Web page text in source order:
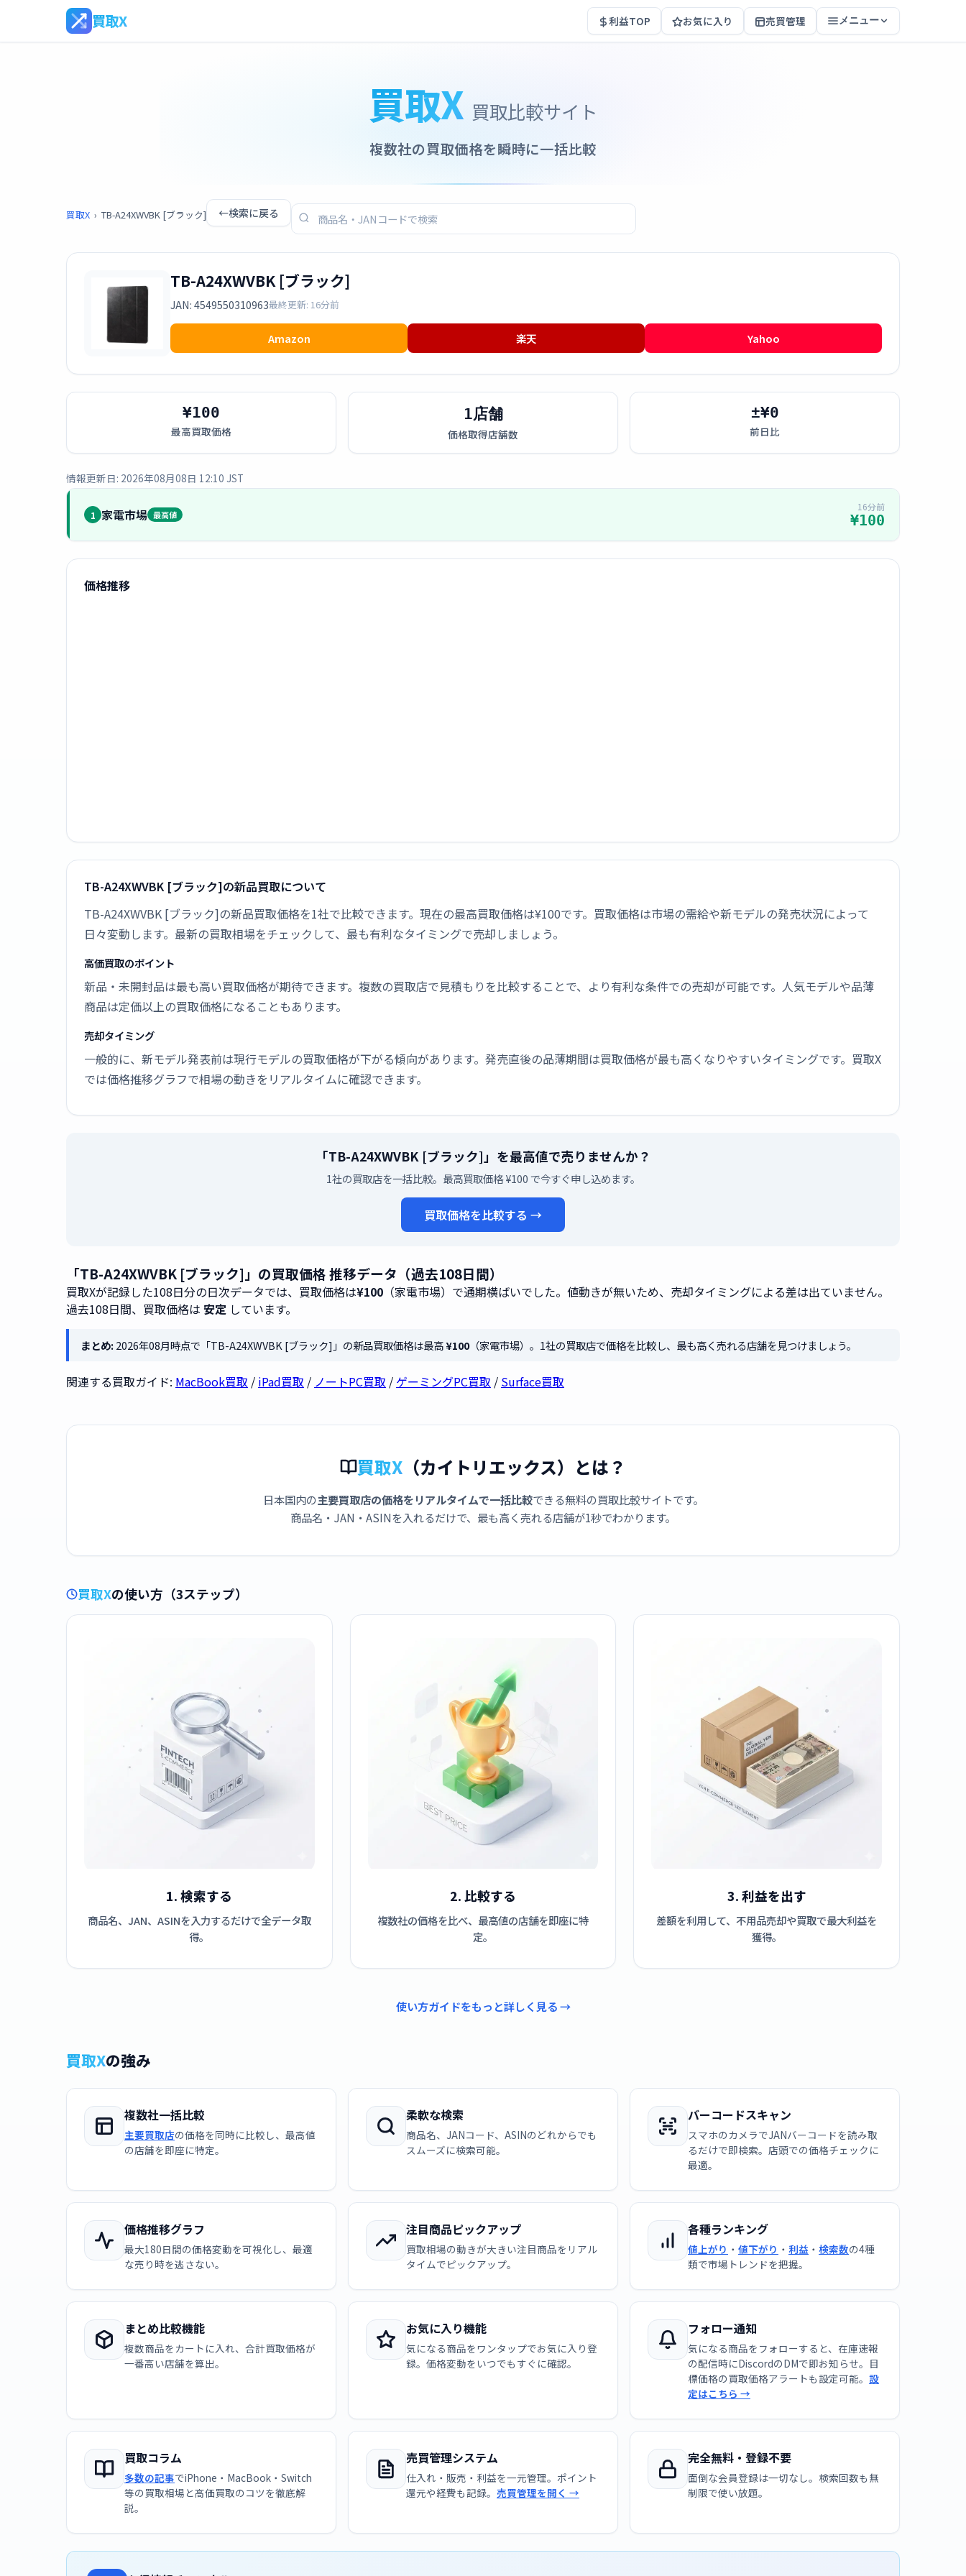
買取X 利益TOP お気に入り 売買管理 メニュー
買取X 買取比較サイト
複数社の買取価格を瞬時に一括比較
買取X › TB-A24XWVBK [ブラック] ←検索に戻る
TB-A24XWVBK [ブラック]
JAN: 4549550310963最終更新: 16分前
Amazon 楽天 Yahoo
¥100
最高買取価格
1店舗
価格取得店舗数
±¥0
前日比
情報更新日: 2026年08月08日 12:10 JST
1 家電市場 最高値
16分前
¥100
価格推移
TB-A24XWVBK [ブラック]の新品買取について
TB-A24XWVBK [ブラック]の新品買取価格を1社で比較できます。現在の最高買取価格は¥100です。買取価格は市場の需給や新モデルの発売状況によって
日々変動します。最新の買取相場をチェックして、最も有利なタイミングで売却しましょう。
高価買取のポイント
新品・未開封品は最も高い買取価格が期待できます。複数の買取店で見積もりを比較することで、より有利な条件での売却が可能です。人気モデルや品薄
商品は定価以上の買取価格になることもあります。
売却タイミング
一般的に、新モデル発表前は現行モデルの買取価格が下がる傾向があります。発売直後の品薄期間は買取価格が最も高くなりやすいタイミングです。買取X
では価格推移グラフで相場の動きをリアルタイムに確認できます。
「TB-A24XWVBK [ブラック]」を最高値で売りませんか？
1社の買取店を一括比較。最高買取価格 ¥100 で今すぐ申し込めます。
買取価格を比較する →
「TB-A24XWVBK [ブラック]」の買取価格 推移データ（過去108日間）
買取Xが記録した108日分の日次データでは、買取価格は¥100 （家電市場）で通期横ばいでした。値動きが無いため、売却タイミングによる差は出ていません。
過去108日間、買取価格は 安定 しています。
まとめ:2026年08月時点で「TB-A24XWVBK [ブラック]」の新品買取価格は最高¥100（家電市場）。1社の買取店で価格を比較し、最も高く売れる店舗を見つけましょう。
関連する買取ガイド: MacBook買取 / iPad買取 / ノートPC買取 / ゲーミングPC買取 / Surface買取
買取X （カイトリエックス）とは？
日本国内の主要買取店の価格をリアルタイムで一括比較できる無料の買取比較サイトです。
商品名・JAN・ASINを入れるだけで、最も高く売れる店舗が1秒でわかります。
買取Xの使い方（3ステップ）
1. 検索する
商品名、JAN、ASINを入力するだけで全データ取
得。
2. 比較する
複数社の価格を比べ、最高値の店舗を即座に特
定。
3. 利益を出す
差額を利用して、不用品売却や買取で最大利益を
獲得。
使い方ガイドをもっと詳しく見る →
買取Xの強み
複数社一括比較
主要買取店の価格を同時に比較し、最高値
の店舗を即座に特定。
柔軟な検索
商品名、JANコード、ASINのどれからでも
スムーズに検索可能。
バーコードスキャン
スマホのカメラでJANバーコードを読み取
るだけで即検索。店頭での価格チェックに
最適。
価格推移グラフ
最大180日間の価格変動を可視化し、最適
な売り時を逃さない。
注目商品ピックアップ
買取相場の動きが大きい注目商品をリアル
タイムでピックアップ。
各種ランキング
値上がり ・ 値下がり ・ 利益 ・ 検索数の4種
類で市場トレンドを把握。
まとめ比較機能
複数商品をカートに入れ、合計買取価格が
一番高い店舗を算出。
お気に入り機能
気になる商品をワンタップでお気に入り登
録。価格変動をいつでもすぐに確認。
フォロー通知
気になる商品をフォローすると、在庫速報
の配信時にDiscordのDMで即お知らせ。目
標価格の買取価格アラートも設定可能。 設
定はこちら →
買取コラム
多数の記事でiPhone・MacBook・Switch
等の買取相場と高価買取のコツを徹底解
説。
売買管理システム
仕入れ・販売・利益を一元管理。ポイント
還元や経費も記録。 売買管理を開く →
完全無料・登録不要
面倒な会員登録は一切なし。検索回数も無
制限で使い放題。